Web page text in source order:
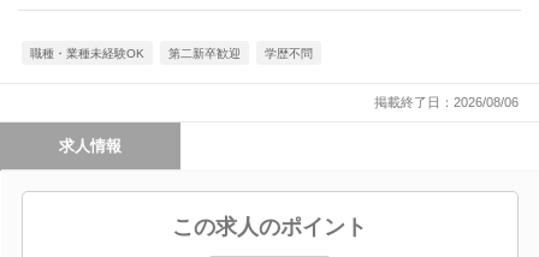
職種・業種未経験OK 第二新卒歓迎 学歴不問
掲載終了日：2026/08/06
求人情報
この求人のポイント